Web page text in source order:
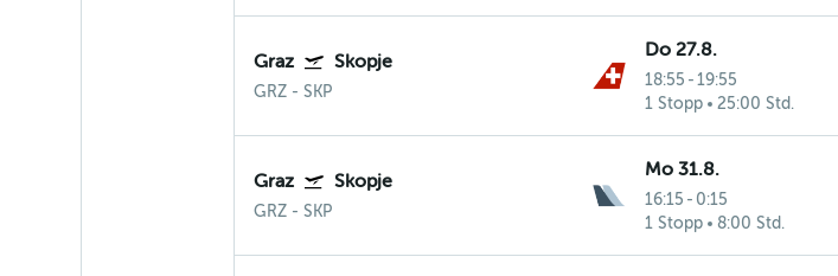
Graz Skopje
GRZ- SKP
Do 27.8.
18:55 - 19:55
1 Stopp
25:00 Std.
Graz Skopje
GRZ- SKP
Mo 31.8.
16:15 - 0:15
1 Stopp
8:00 Std.